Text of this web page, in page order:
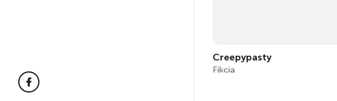
Creepypasty
Fikcia